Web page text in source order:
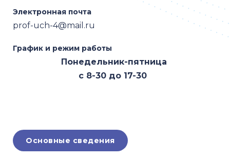
Электронная почта
prof-uch-4@mail.ru
График и режим работы
Понедельник-пятница
с 8-30 до 17-30
Основные сведения